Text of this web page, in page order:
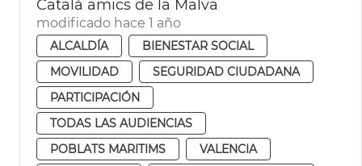
Catalá amics de la Malva
modificado hace 1 año
ALCALDÍA
BIENESTAR SOCIAL
MOVILIDAD
SEGURIDAD CIUDADANA
PARTICIPACIÓN
TODAS LAS AUDIENCIAS
POBLATS MARITIMS
VALENCIA